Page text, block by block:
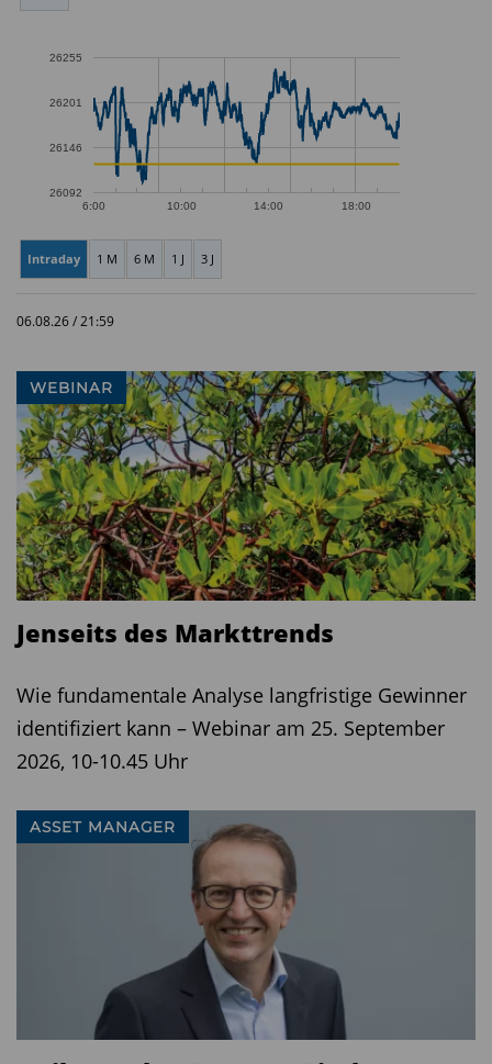
6:00 10:00 14:00 18:00
26092
26146
26201
26255
Intraday 1 M 6 M 1 J 3 J
06.08.26 / 21:59
WEBINAR
Jenseits des Markttrends
Wie fundamentale Analyse langfristige Gewinner
identifiziert kann – Webinar am 25. September
2026, 10-10.45 Uhr
ASSET MANAGER